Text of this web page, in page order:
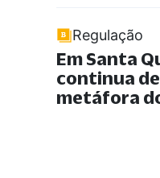
Regulação
Em Santa
continua
metáfora